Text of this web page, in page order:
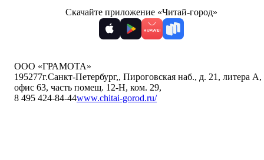
Скачайте приложение «Читай-город»
ООО «ГРАМОТА»
195277г.Санкт-Петербург,, Пироговская наб., д. 21, литера А,
офис 63, часть помещ. 12-Н, ком. 29,
8 495 424-84-44www.chitai-gorod.ru/